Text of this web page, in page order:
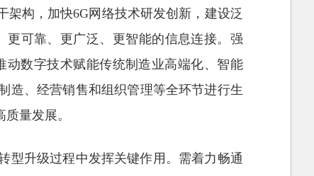
构，加快6G网络技术研发创新，建设泛
可靠、更广泛、更智能的信息连接。强
动数字技术赋能传统制造业高端化、智能
造、经营销售和组织管理等全环节进行生
量发展。
型升级过程中发挥关键作用。需着力畅通